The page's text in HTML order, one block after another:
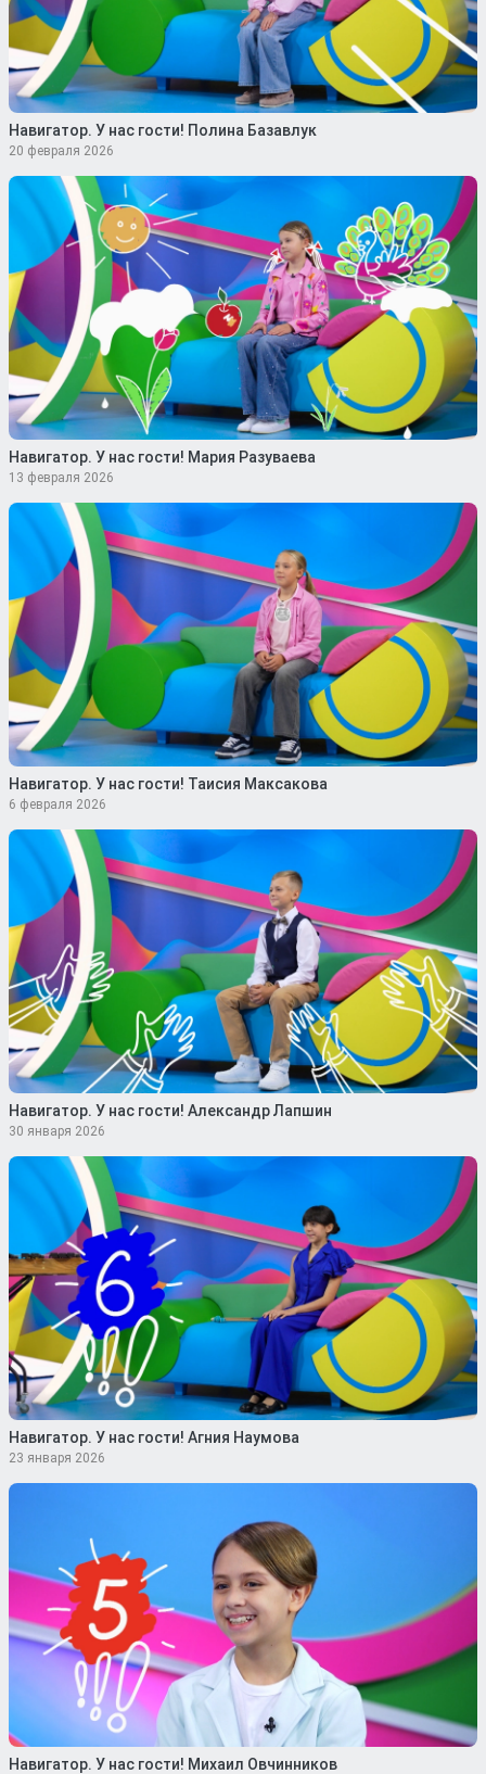
Навигатор. У нас гости! Полина Базавлук
20 февраля 2026
Навигатор. У нас гости! Мария Разуваева
13 февраля 2026
Навигатор. У нас гости! Таисия Максакова
6 февраля 2026
Навигатор. У нас гости! Александр Лапшин
30 января 2026
Навигатор. У нас гости! Агния Наумова
23 января 2026
Навигатор. У нас гости! Михаил Овчинников